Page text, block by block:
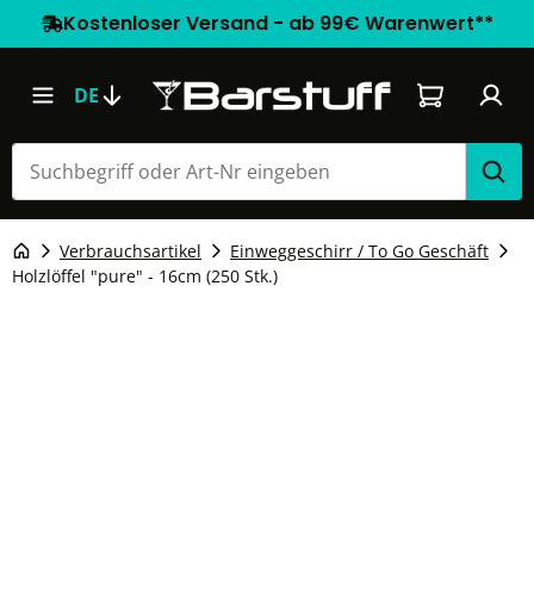
Kostenloser Versand - ab 99€ Warenwert**
DE Warenkorb
Verbrauchsartikel
Einweggeschirr / To Go Geschäft
Holzlöffel "pure" - 16cm (250 Stk.)